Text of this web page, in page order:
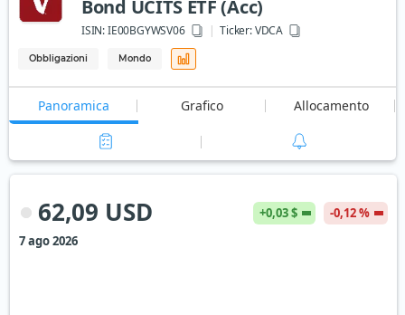
Bond UCITS ETF (Acc)
ISIN:IE00BGYWSV06 Ticker:VDCA
Obbligazioni Mondo
Panoramica Grafico Allocamento
62,09 USD +0,03 $
-0,12 %
7 ago 2026